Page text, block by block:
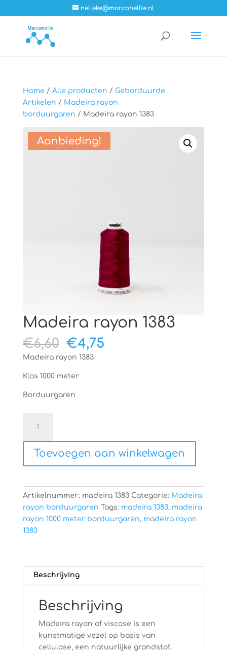
nelleke@marconellie.nl
Home / Alle producten / Geborduurde
Artikelen / Madeira rayon
borduurgaren / Madeira rayon 1383
Aanbieding!
Madeira rayon 1383
€6,60 Oorspronkelijke
prijs
€6,60.
€4,75Huidige
Madeira rayon 1383
Klos 1000 meter
Borduurgaren
rayon
1383
aantal
Toevoegen aan winkelwagen
Artikelnummer: madeira 1383 Categorie: Madeira
rayon borduurgaren Tags: madeira 1383, madeira
rayon 1000 meter borduurgaren, madeira rayon
1383
Beschrijving
Beschrijving
Madeira rayon of viscose is een
kunstmatige vezel op basis van
cellulose, een natuurlijke grondstof.